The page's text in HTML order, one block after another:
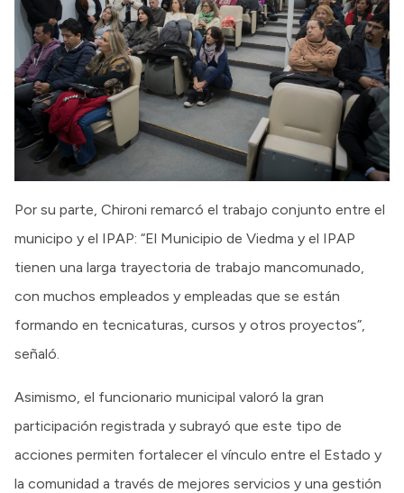
Por su parte, Chironi remarcó el trabajo conjunto entre el
municipo y el IPAP: “El Municipio de Viedma y el IPAP
tienen una larga trayectoria de trabajo mancomunado,
con muchos empleados y empleadas que se están
formando en tecnicaturas, cursos y otros proyectos”,
señaló.
Asimismo, el funcionario municipal valoró la gran
participación registrada y subrayó que este tipo de
acciones permiten fortalecer el vínculo entre el Estado y
la comunidad a través de mejores servicios y una gestión